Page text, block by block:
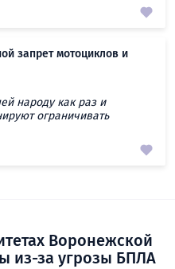
запрет мотоциклов и
народу как раз и
ограничивать
Воронежской
из-за угрозы БПЛА